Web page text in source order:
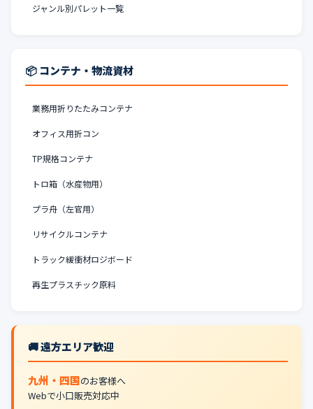
ジャンル別パレット一覧
📦 コンテナ・物流資材
業務用折りたたみコンテナ
オフィス用折コン
TP規格コンテナ
トロ箱（水産物用）
プラ舟（左官用）
リサイクルコンテナ
トラック緩衝材ロジボード
再生プラスチック原料
🚚 遠方エリア歓迎
九州・四国のお客様へ
Webで小口販売対応中